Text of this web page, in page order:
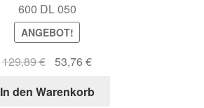
600 DL 050
ANGEBOT!
129,89€ Ursprünglicher
war:
53,76€Aktueller
ist:
In den Warenkorb